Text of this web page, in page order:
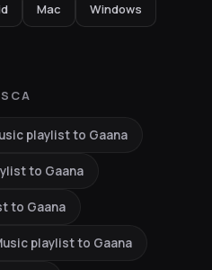
Mac Windows
playlist to Gaana
to Gaana
to Gaana
playlist to Gaana